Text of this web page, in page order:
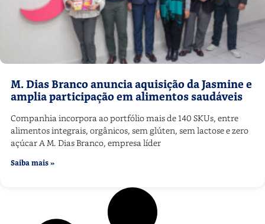
M. Dias Branco anuncia aquisição da Jasmine e
amplia participação em alimentos saudáveis
Companhia incorpora ao portfólio mais de 140 SKUs, entre
alimentos integrais, orgânicos, sem glúten, sem lactose e zero
açúcar A M. Dias Branco, empresa líder
Saiba mais »